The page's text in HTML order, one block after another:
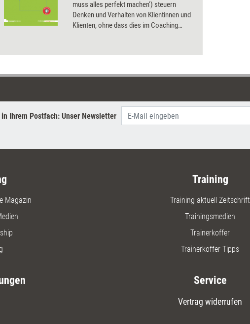
muss alles perfekt machen') steuern
Denken und Verhalten von Klientinnen und
Klienten, ohne dass dies im Coaching
sich diese Ebene gezielt erschließen und
praxisnahes Rüstzeug für alle, die im
Ihrem Postfach: Unser Newsletter
Magazin
Training
Training aktuell Zeitschrift
Trainingsmedien
Trainerkoffer
Trainerkoffer Tipps
Service
Vertrag widerrufen